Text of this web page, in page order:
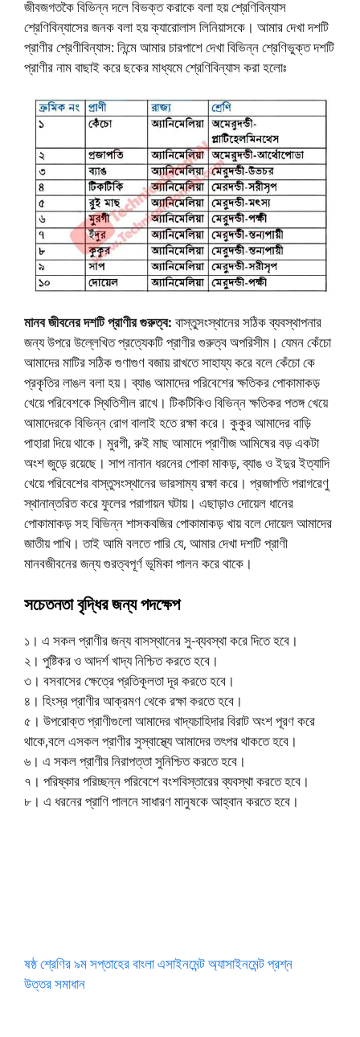
জীবজগতকৈ বিভিন্ন দলে বিভক্ত করাকে বলা হয় শ্রেণিবিন্যাস
শ্রেণিবিন্যাসের জনক বলা হয় ক্যারোলাস লিনিয়াসকে। আমার দেখা দশটি
প্রাণীর শ্রেণীবিন্যাস: নিন্মে আমার চারপাশে দেখা বিভিন্ন শ্রেণিভুক্ত দশটি
প্রাণীর নাম বাছাই করে ছকের মাধ্যমে শ্রেণিবিন্যাস করা হলােঃ
মানব জীবনের দশটি প্রাণীর গুরুত্ব: বাস্তুসংস্থানের সঠিক ব্যবস্থাপনার
জন্য উপরে উল্লেখিত প্রত্যেকটি প্রাণীর গুরুত্ব অপরিসীম। যেমন কেঁচো
আমাদের মাটির সঠিক গুণাগুণ বজায় রাখতে সাহায্য করে বলে কেঁচো কে
প্রকৃতির লাঙল বলা হয়। ব্যাঙ আমাদের পরিবেশের ক্ষতিকর পােকামাকড়
খেয়ে পরিবেশকে স্থিতিশীল রাখে। টিকটিকিও বিভিন্ন ক্ষতিকর পতঙ্গ খেয়ে
আমাদেরকে বিভিন্ন রোগ বালাই হতে রক্ষা করে। কুকুর আমাদের বাড়ি
পাহারা দিয়ে থাকে। মুরগী, রুই মাছ আমাদে প্রাণীজ আমিষের বড় একটা
অংশ জুড়ে রয়েছে। সাপ নানান ধরনের পােকা মাকড়, ব্যাঙ ও ইদুর ইত্যাদি
খেয়ে পরিবেশের বাস্তুসংস্থানের ভারসাম্য রক্ষা করে। প্রজাপতি পরাগরেণু
স্থানান্তরিত করে ফুলের পরাগায়ন ঘটায়। এছাড়াও দোয়েল ধানের
পোকামাকড় সহ বিভিন্ন শাসকবজির পােকামাকড় খায় বলে দোয়েল আমাদের
জাতীয় পাখি। তাই আমি বলতে পারি যে, আমার দেখা দশটি প্রাণী
মানবজীবনের জন্য গুরত্বপূর্ণ ভূমিকা পালন করে থাকে।
সচেতনতা বৃদ্ধির জন্য পদক্ষেপ
১। এ সকল প্রাণীর জন্য বাসস্থানের সু-ব্যবস্থা করে দিতে হবে।
২। পুষ্টিকর ও আদর্শ খাদ্য নিশ্চিত করতে হবে।
৩। বসবাসের ক্ষেত্রে প্রতিকূলতা দূর করতে হবে।
৪। হিংস্র প্রাণীর আক্রমণ থেকে রক্ষা করতে হবে।
৫। উপরােক্ত প্রাণীগুলাে আমাদের খাদ্যচাহিদার বিরাট অংশ পূরণ করে
থাকে,বলে এসকল প্রাণীর সুস্বাস্থ্যে আমাদের তৎপর থাকতে হবে।
৬। এ সকল প্রাণীর নিরাপত্তা সুনিশ্চিত করতে হবে।
৭। পরিষ্কার পরিচ্ছন্ন পরিবেশে বংশবিস্তারের ব্যবস্থা করতে হবে।
৮। এ ধরনের প্রাণি পালনে সাধারণ মানুষকে আহ্বান করতে হবে।
ষষ্ঠ শ্রেণির ৯ম সপ্তাহের বাংলা এসাইনমেন্ট অ্যাসাইনমেন্ট প্রশ্ন
উত্তর সমাধান